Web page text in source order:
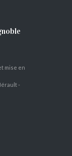
mise en
-